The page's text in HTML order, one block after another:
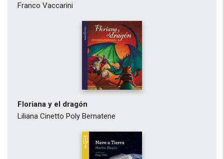
Franco Vaccarini
Floriana y el dragón
Liliana Cinetto Poly Bernatene